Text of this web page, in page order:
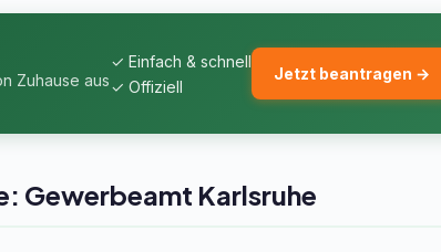
Zuhause aus
✓ Einfach & schnell
✓ Offiziell
Jetzt beantragen →
Gewerbeamt Karlsruhe